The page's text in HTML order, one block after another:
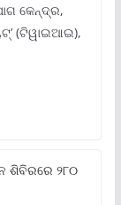
କେନ୍ଦ୍ର,
(ଟିୱାଇଆଇ),
ଶିବିରରେ ୨୮୦